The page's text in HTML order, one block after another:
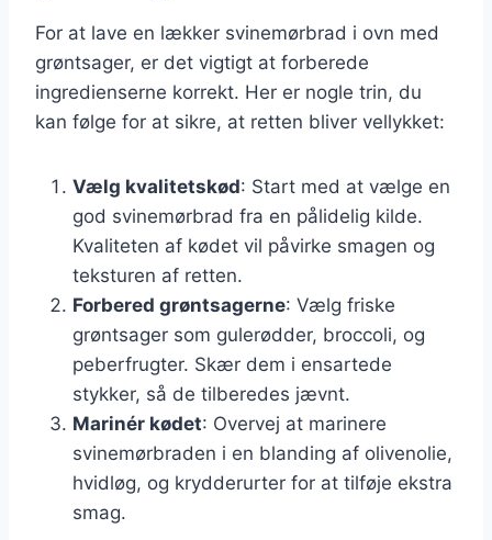
For at lave en lækker svinemørbrad i ovn med
grøntsager, er det vigtigt at forberede
ingredienserne korrekt. Her er nogle trin, du
kan følge for at sikre, at retten bliver vellykket:
Vælg kvalitetskød: Start med at vælge en
god svinemørbrad fra en pålidelig kilde.
Kvaliteten af kødet vil påvirke smagen og
teksturen af retten.
Forbered grøntsagerne: Vælg friske
grøntsager som gulerødder, broccoli, og
peberfrugter. Skær dem i ensartede
stykker, så de tilberedes jævnt.
Marinér kødet: Overvej at marinere
svinemørbraden i en blanding af olivenolie,
hvidløg, og krydderurter for at tilføje ekstra
smag.